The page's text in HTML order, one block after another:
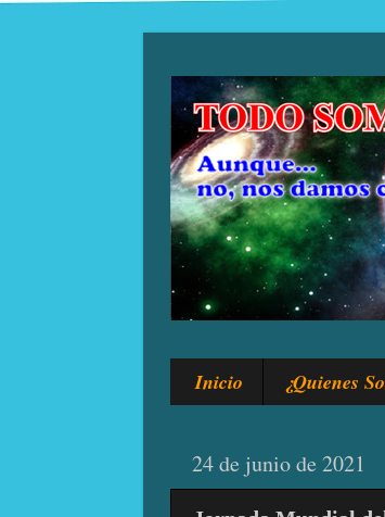
Inicio ¿Quienes
24 de junio de 2021